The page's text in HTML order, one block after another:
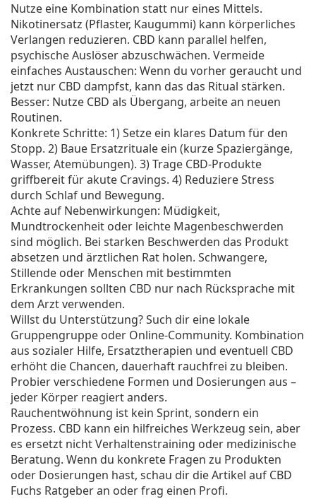
Nutze eine Kombination statt nur eines Mittels.
Nikotinersatz (Pflaster, Kaugummi) kann körperliches
Verlangen reduzieren. CBD kann parallel helfen,
psychische Auslöser abzuschwächen. Vermeide
einfaches Austauschen: Wenn du vorher geraucht und
jetzt nur CBD dampfst, kann das das Ritual stärken.
Besser: Nutze CBD als Übergang, arbeite an neuen
Routinen.
Konkrete Schritte: 1) Setze ein klares Datum für den
Stopp. 2) Baue Ersatzrituale ein (kurze Spaziergänge,
Wasser, Atemübungen). 3) Trage CBD-Produkte
griffbereit für akute Cravings. 4) Reduziere Stress
durch Schlaf und Bewegung.
Achte auf Nebenwirkungen: Müdigkeit,
Mundtrockenheit oder leichte Magenbeschwerden
sind möglich. Bei starken Beschwerden das Produkt
absetzen und ärztlichen Rat holen. Schwangere,
Stillende oder Menschen mit bestimmten
Erkrankungen sollten CBD nur nach Rücksprache mit
dem Arzt verwenden.
Willst du Unterstützung? Such dir eine lokale
Gruppengruppe oder Online-Community. Kombination
aus sozialer Hilfe, Ersatztherapien und eventuell CBD
erhöht die Chancen, dauerhaft rauchfrei zu bleiben.
Probier verschiedene Formen und Dosierungen aus –
jeder Körper reagiert anders.
Rauchentwöhnung ist kein Sprint, sondern ein
Prozess. CBD kann ein hilfreiches Werkzeug sein, aber
es ersetzt nicht Verhaltenstraining oder medizinische
Beratung. Wenn du konkrete Fragen zu Produkten
oder Dosierungen hast, schau dir die Artikel auf CBD
Fuchs Ratgeber an oder frag einen Profi.